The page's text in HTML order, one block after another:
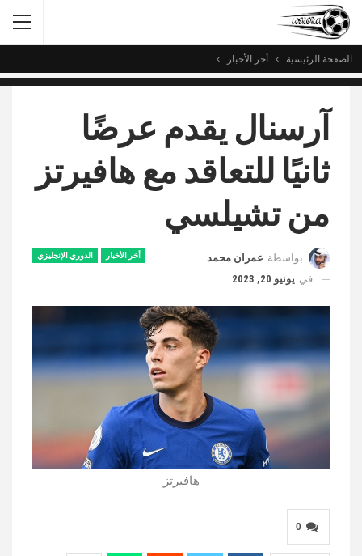
الصفحة الرئيسية أخر الأخبار
آرسنال يقدم عرضًا
ثانيًا للتعاقد مع هافيرتز
من تشيلسي
أخر الأخبار الدوري الإنجليزي بواسطة عمران محمد
في يونيو 20, 2023
هافيرتز
0